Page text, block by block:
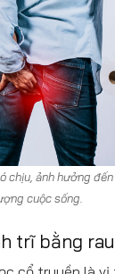
chịu, ảnh hưởng
cuộc sống.
trĩ bằng